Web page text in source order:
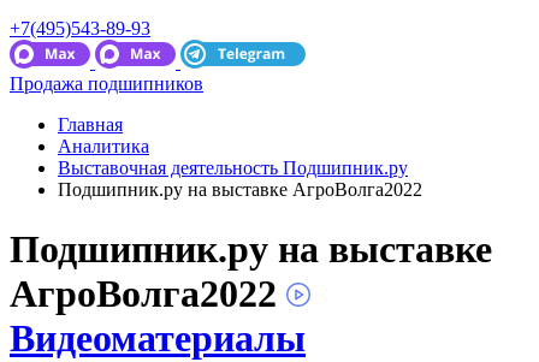
+7(495)543-89-93
Продажа подшипников
Главная
Аналитика
Выставочная деятельность Подшипник.ру
Подшипник.ру на выставке АгроВолга2022
Подшипник.ру на выставке
АгроВолга2022
Видеоматериалы